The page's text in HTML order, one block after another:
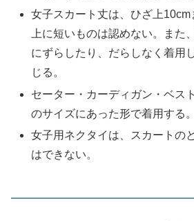
女子スカート丈は、ひざ上
上に短いものは認めない。また
にずらしたり、だらしなく着用
じる。
セーター・カーディガン・ベス
のサイズにあった形で着用する。
女子用ネクタイは、スカートの
はできない。